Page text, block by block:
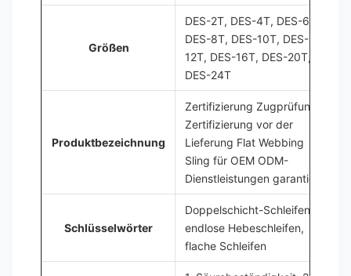
Größen
DES-2T, DES-4T, DES-6T,
DES-8T, DES-10T, DES-
12T, DES-16T, DES-20T,
DES-24T
Produktbezeichnung
Zertifizierung Zugprüfung
Zertifizierung vor der
Lieferung Flat Webbing
Sling für OEM ODM-
Dienstleistungen garantiert
Schlüsselwörter
Doppelschicht-Schleifen,
endlose Hebeschleifen,
flache Schleifen